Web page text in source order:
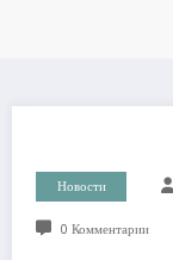
Новости
0 Комментарии